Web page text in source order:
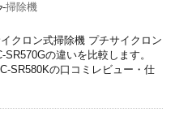
-掃除機
クロン式掃除機 プチサイクロン
SR570Gの違いを比較します。
SR580Kの口コミレビュー・仕